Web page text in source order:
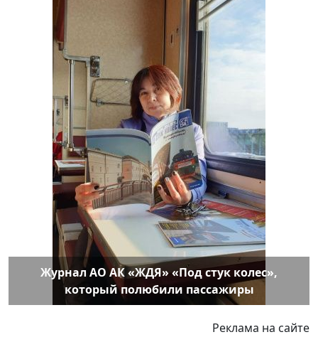
Журнал АО АК «ЖДЯ» «Под стук колес»,
который полюбили пассажиры
Реклама на сайте